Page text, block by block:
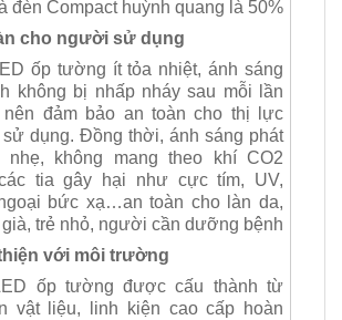
đèn Compact huỳnh quang là 50%
cho người sử dụng
ốp tường ít tỏa nhiệt, ánh sáng
không bị nhấp nháy sau mỗi lần
nên đảm bảo an toàn cho thị lực
dụng. Đồng thời, ánh sáng phát
nhẹ, không mang theo khí CO2
tia gây hại như cực tím, UV,
bức xạ…an toàn cho làn da,
trẻ nhỏ, người cần dưỡng bệnh
với môi trường
ốp tường được cấu thành từ
vật liệu, linh kiện cao cấp hoàn